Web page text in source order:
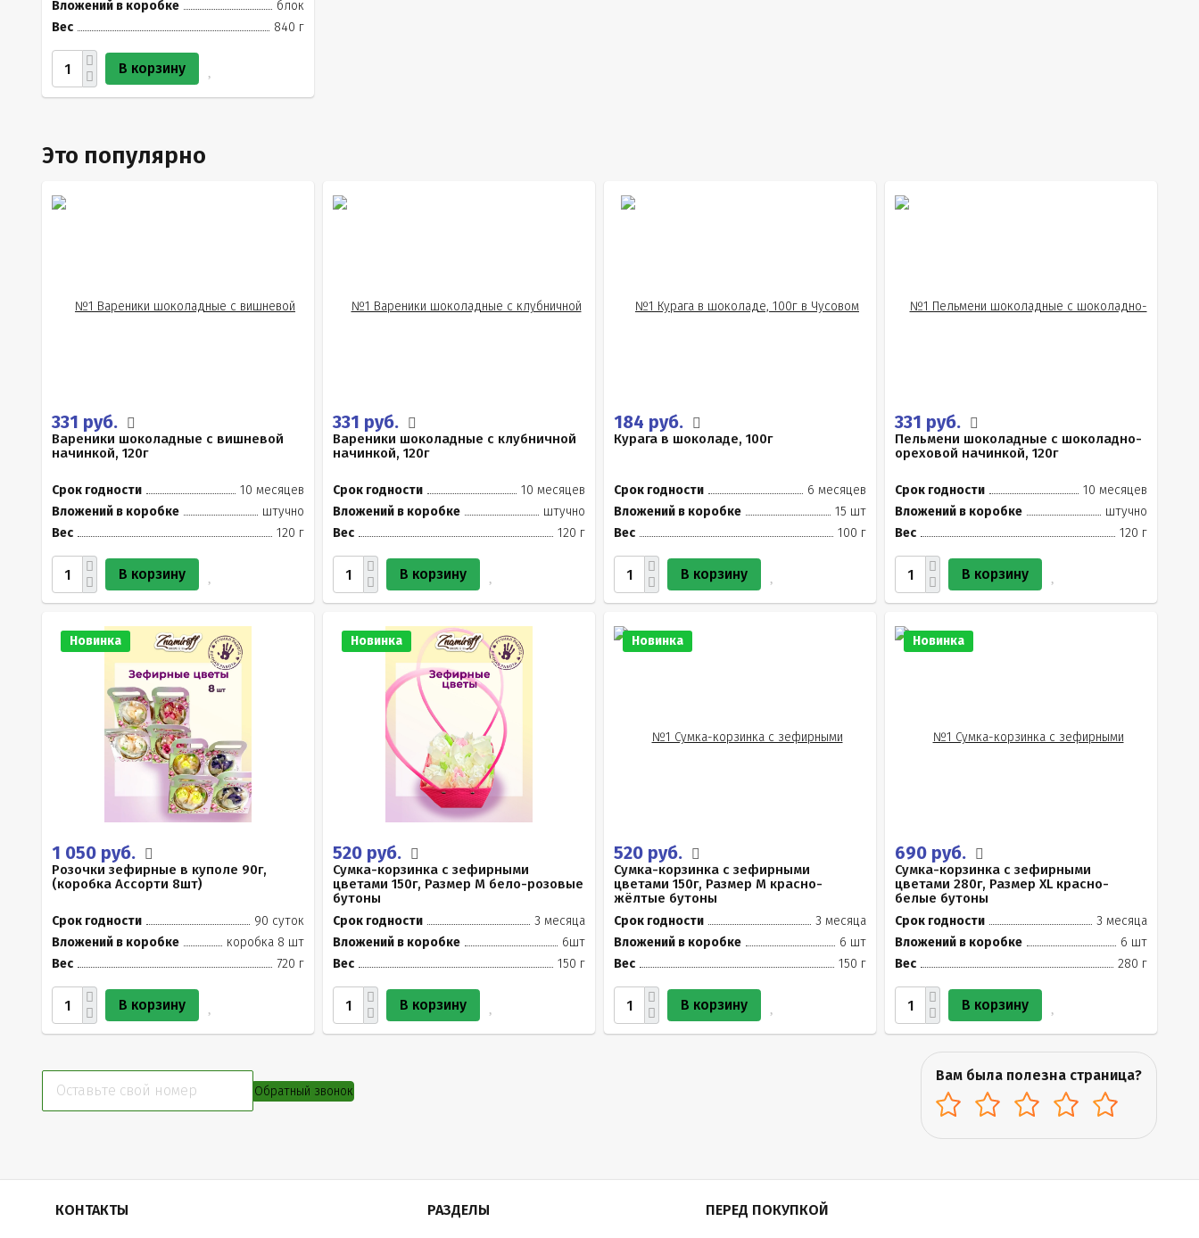
Вложений в коробке
блок
Вес
840 г
В корзину
Это популярно
331 руб.
Вареники шоколадные с вишневой
начинкой, 120г
Срок годности
10 месяцев
Вложений в коробке
штучно
Вес
120 г
В корзину
331 руб.
Вареники шоколадные с клубничной
начинкой, 120г
Срок годности
10 месяцев
Вложений в коробке
штучно
Вес
120 г
В корзину
184 руб.
Курага в шоколаде, 100г
Срок годности
6 месяцев
Вложений в коробке
15 шт
Вес
100 г
В корзину
331 руб.
Пельмени шоколадные с шоколадно-
ореховой начинкой, 120г
Срок годности
10 месяцев
Вложений в коробке
штучно
Вес
120 г
В корзину
Новинка
1 050 руб.
Розочки зефирные в куполе 90г,
(коробка Ассорти 8шт)
Срок годности
90 суток
Вложений в коробке
коробка 8 шт
Вес
720 г
В корзину
Новинка
520 руб.
Сумка-корзинка с зефирными
цветами 150г, Размер М бело-розовые
бутоны
Срок годности
3 месяца
Вложений в коробке
6шт
Вес
150 г
В корзину
Новинка
520 руб.
Сумка-корзинка с зефирными
цветами 150г, Размер М красно-
жёлтые бутоны
Срок годности
3 месяца
Вложений в коробке
6 шт
Вес
150 г
В корзину
Новинка
690 руб.
Сумка-корзинка с зефирными
цветами 280г, Размер XL красно-
белые бутоны
Срок годности
3 месяца
Вложений в коробке
6 шт
Вес
280 г
В корзину
Обратный звонок
Вам была полезна страница?
КОНТАКТЫ РАЗДЕЛЫ ПЕРЕД ПОКУПКОЙ